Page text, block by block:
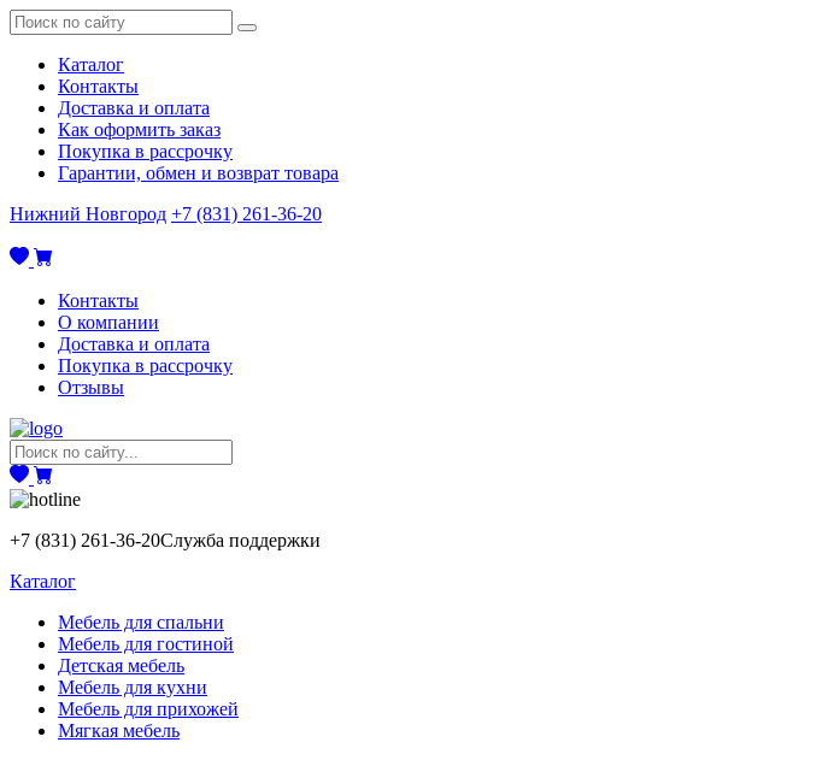
Каталог
Контакты
Доставка и оплата
Как оформить заказ
Покупка в рассрочку
Гарантии, обмен и возврат товара
Нижний Новгород +7 (831) 261-36-20
Контакты
О компании
Доставка и оплата
Покупка в рассрочку
Отзывы
+7 (831) 261-36-20Служба поддержки
Каталог
Мебель для спальни
Мебель для гостиной
Детская мебель
Мебель для кухни
Мебель для прихожей
Мягкая мебель